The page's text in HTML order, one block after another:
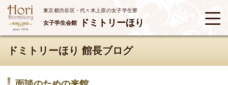
東京都渋谷区・代々木上原の女子学生寮
女子学生会館 ドミトリーほり
ドミトリーほり 館長ブログ